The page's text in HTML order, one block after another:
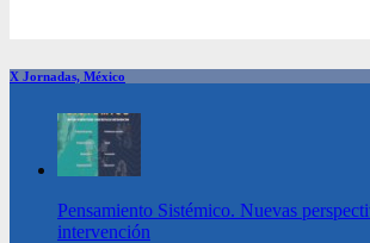
X Jornadas, México
Pensamiento Sistémico. Nuevas
intervención